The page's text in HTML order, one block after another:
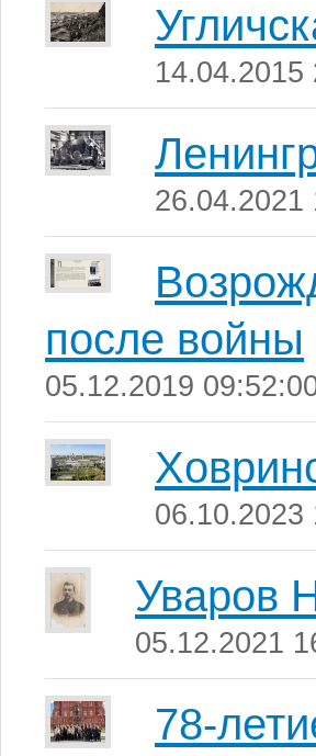
14.04.2015
26.04.2021
после войны
05.12.2019
06.10.2023
Уваров
05.12.2021
78-